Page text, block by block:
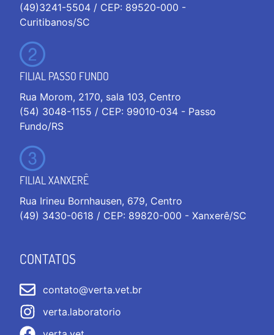
(49)3241-5504 / CEP: 89520-000 -
Curitibanos/SC
FILIAL PASSO FUNDO
Rua Morom, 2170, sala 103, Centro
(54) 3048-1155 / CEP: 99010-034 - Passo
Fundo/RS
FILIAL XANXERÊ
Rua Irineu Bornhausen, 679, Centro
(49) 3430-0618 / CEP: 89820-000 - Xanxerê/SC
CONTATOS
contato@verta.vet.br
verta.laboratorio